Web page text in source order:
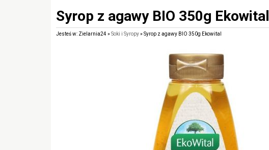
Syrop z agawy BIO 350g Ekowital
Jesteś w: Zielarnia24 »Soki i Syropy» Syrop z agawy BIO 350g Ekowital